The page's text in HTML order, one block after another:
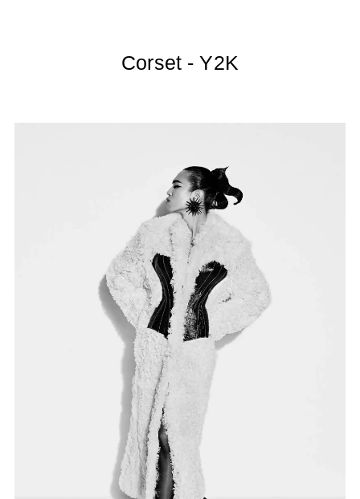
Corset - Y2K